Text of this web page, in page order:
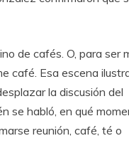
de cafés. O, para ser
café. Esa escena
la discusión del
se habló, en qué
reunión, café, té o